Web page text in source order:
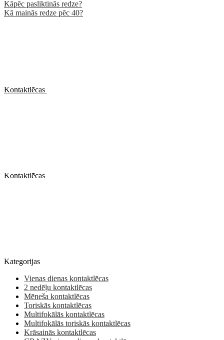
Kāpēc pasliktinās redze?
Kā mainās redze pēc 40?
Kontaktlēcas
Kontaktlēcas
Kategorijas
Vienas dienas kontaktlēcas
2 nedēļu kontaktlēcas
Mēneša kontaktlēcas
Toriskās kontaktlēcas
Multifokālās kontaktlēcas
Multifokālās toriskās kontaktlēcas
Krāsainās kontaktlēcas